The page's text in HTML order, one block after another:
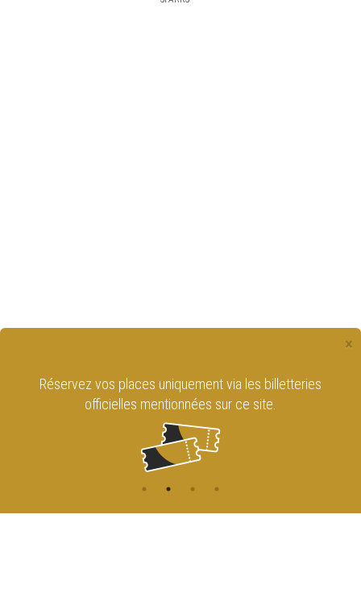
×
Réservez vos places uniquement via les billetteries
officielles mentionnées sur ce site.